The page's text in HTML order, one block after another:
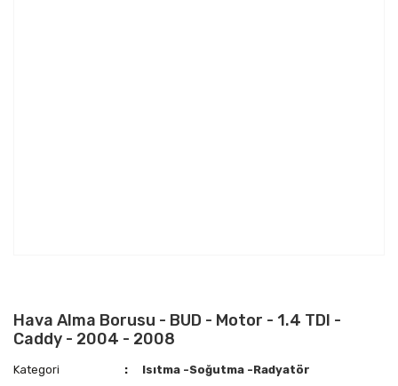
Hava Alma Borusu - BUD - Motor - 1.4 TDI -
Caddy - 2004 - 2008
Kategori
Isıtma -Soğutma -Radyatör